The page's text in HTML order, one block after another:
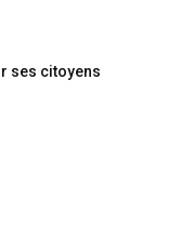
ses citoyens